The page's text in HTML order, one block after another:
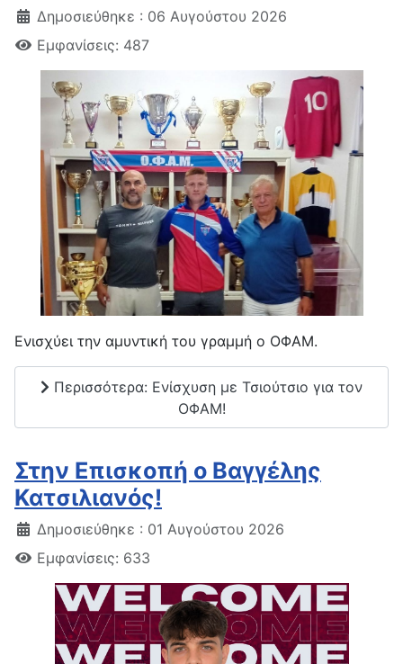
Δημοσιεύθηκε : 06 Αυγούστου 2026
Εμφανίσεις: 487
Ενισχύει την αμυντική του γραμμή ο ΟΦΑΜ.
Περισσότερα: Ενίσχυση με Τσιούτσιο για τον
ΟΦΑΜ!
Στην Επισκοπή ο Βαγγέλης
Κατσιλιανός!
Δημοσιεύθηκε : 01 Αυγούστου 2026
Εμφανίσεις: 633